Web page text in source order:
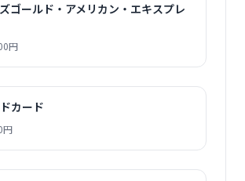
ゴールド・アメリカン・エキスプレ
円
カード
円